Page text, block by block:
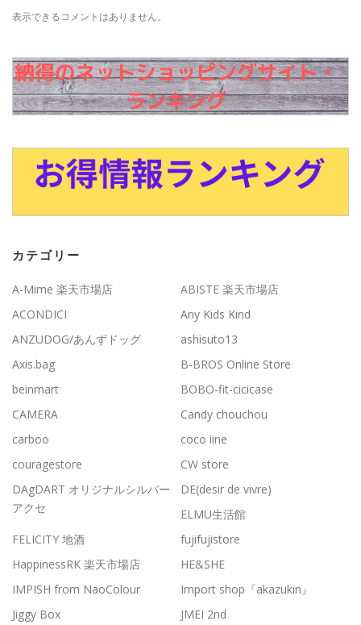
表示できるコメントはありません。
カテゴリー
A-Mime 楽天市場店
ABISTE 楽天市場店
ACONDICI
Any Kids Kind
ANZUDOG/あんずドッグ
ashisuto13
Axis.bag
B-BROS Online Store
beinmart
BOBO-fit-cicicase
CAMERA
Candy chouchou
carboo
coco iine
couragestore
CW store
DAgDART オリジナルシルバー
アクセ
DE(desir de vivre)
ELMU生活館
FELICITY 地酒
fujifujistore
HappinessRK 楽天市場店
HE&SHE
IMPISH from NaoColour
Import shop『akazukin』
Jiggy Box
JMEI 2nd